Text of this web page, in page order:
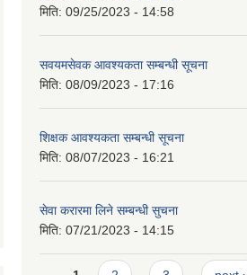
मिति: 09/25/2023 - 14:58
सवयमसेवक आवश्यकता सम्बन्धी सूचना
मिति: 08/09/2023 - 17:16
शिक्षक आवश्यकता सम्बन्धी सूचना
मिति: 08/07/2023 - 16:21
सेवा करारमा लिने सम्बन्धी सुचना
मिति: 07/21/2023 - 14:15